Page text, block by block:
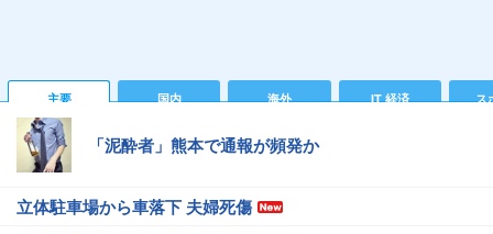
主要 国内 海外 IT 経済 ス
「泥酔者」熊本で通報が頻発か
立体駐車場から車落下 夫婦死傷